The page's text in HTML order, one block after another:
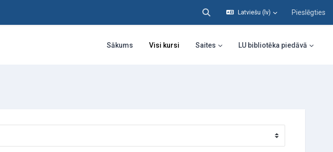
Pārslēgt meklēšanas ievadi
Latviešu ‎(lv)‎ Pieslēgties
Sākums Visi kursi Saites LU bibliotēka piedāvā